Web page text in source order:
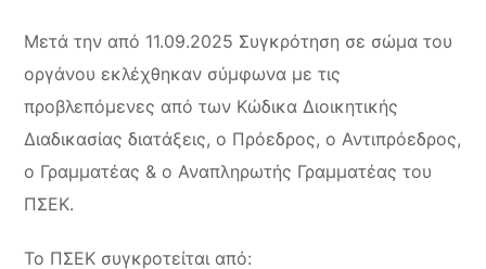
Μετά την από 11.09.2025 Συγκρότηση σε σώμα του
οργάνου εκλέχθηκαν σύμφωνα με τις
προβλεπόμενες από των Κώδικα Διοικητικής
Διαδικασίας διατάξεις, ο Πρόεδρος, ο Αντιπρόεδρος,
ο Γραμματέας & ο Αναπληρωτής Γραμματέας του
ΠΣΕΚ.
Το ΠΣΕΚ συγκροτείται από: